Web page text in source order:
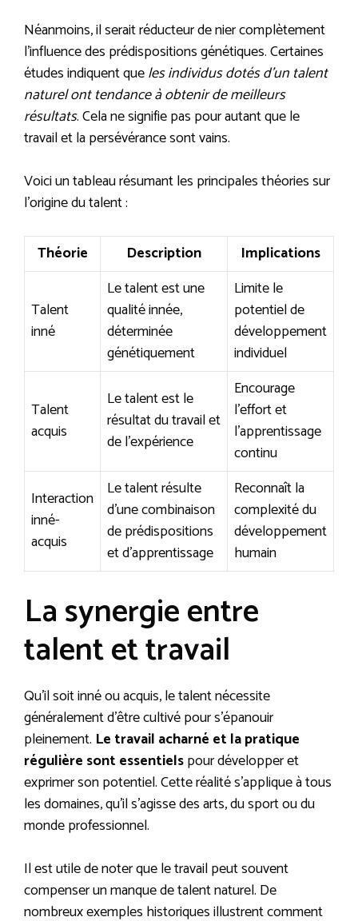
Néanmoins, il serait réducteur de nier complètement
l’influence des prédispositions génétiques. Certaines
études indiquent queles individus dotés d’un talent
naturel ont tendance à obtenir de meilleurs
résultats. Cela ne signifie pas pour autant que le
travail et la persévérance sont vains.
Voici un tableau résumant les principales théories sur
l’origine du talent :
Théorie Description Implications
Talent
inné
Le talent est une
qualité innée,
déterminée
génétiquement
Limite le
potentiel de
développement
individuel
Talent
acquis
Le talent est le
résultat du travail et
de l’expérience
Encourage
l’effort et
l’apprentissage
continu
Interaction
inné-
acquis
Le talent résulte
d’une combinaison
de prédispositions
et d’apprentissage
Reconnaît la
complexité du
développement
humain
La synergie entre
talent et travail
Qu’il soit inné ou acquis, le talent nécessite
généralement d’être cultivé pour s’épanouir
pleinement. Le travail acharné et la pratique
régulière sont essentielspour développer et
exprimer son potentiel. Cette réalité s’applique à tous
les domaines, qu’il s’agisse des arts, du sport ou du
monde professionnel.
Il est utile de noter que le travail peut souvent
compenser un manque de talent naturel. De
nombreux exemples historiques illustrent comment